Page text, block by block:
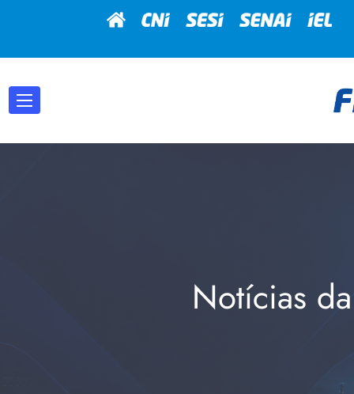
Notícias